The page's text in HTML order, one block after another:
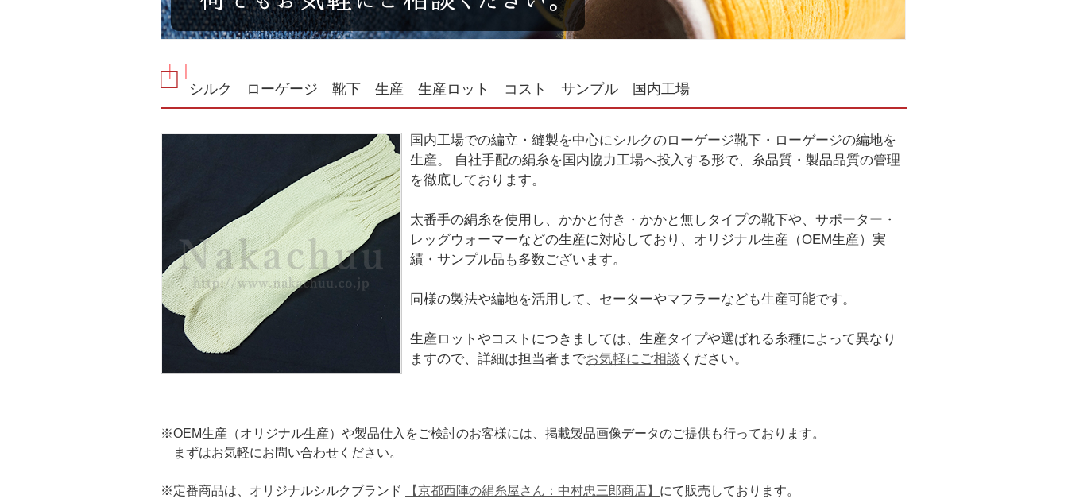
シルク ローゲージ 靴下 生産 生産ロット コスト サンプル 国内工場
国内工場での編立・縫製を中心にシルクのローゲージ靴下・ローゲージの編地を
生産。 自社手配の絹糸を国内協力工場へ投入する形で、糸品質・製品品質の管理
を徹底しております。
太番手の絹糸を使用し、かかと付き・かかと無しタイプの靴下や、サポーター・
レッグウォーマーなどの生産に対応しており、オリジナル生産（OEM生産）実
績・サンプル品も多数ございます。
同様の製法や編地を活用して、セーターやマフラーなども生産可能です。
生産ロットやコストにつきましては、生産タイプや選ばれる糸種によって異なり
ますので、詳細は担当者までお気軽にご相談 ください。
※OEM生産（オリジナル生産）や製品仕入をご検討のお客様には、掲載製品画像データのご提供も行っております。
まずはお気軽にお問い合わせください。
※定番商品は、オリジナルシルクブランド 【京都西陣の絹糸屋さん：中村忠三郎商店】 にて販売しております。